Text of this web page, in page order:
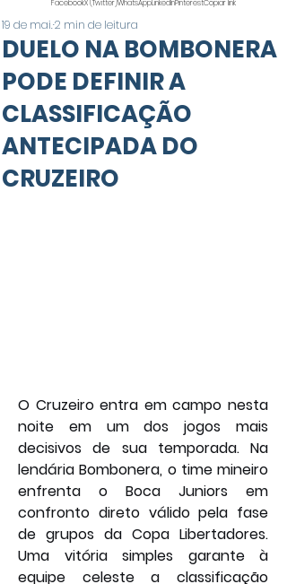
FacebookX (Twitter)WhatsAppLinkedInPinterestCopiar link
DUELO NA BOMBONERA
PODE DEFINIR A
CLASSIFICAÇÃO
ANTECIPADA DO
CRUZEIRO
19 de mai.2 min de leitura
O Cruzeiro entra em campo nesta
noite em um dos jogos mais
decisivos de sua temporada. Na
lendária Bombonera, o time mineiro
enfrenta o Boca Juniors em
confronto direto válido pela fase
de grupos da Copa Libertadores.
Uma vitória simples garante à
equipe celeste a classificação